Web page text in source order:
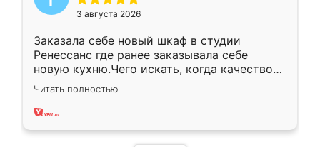
3 августа 2026
Заказала себе новый шкаф в студии
Ренессанс где ранее заказывала себе
новую кухню.Чего искать, когда качеством
вполне довольна. Служит кухня уже почти
два года, нареканий нет.
Читать полностью